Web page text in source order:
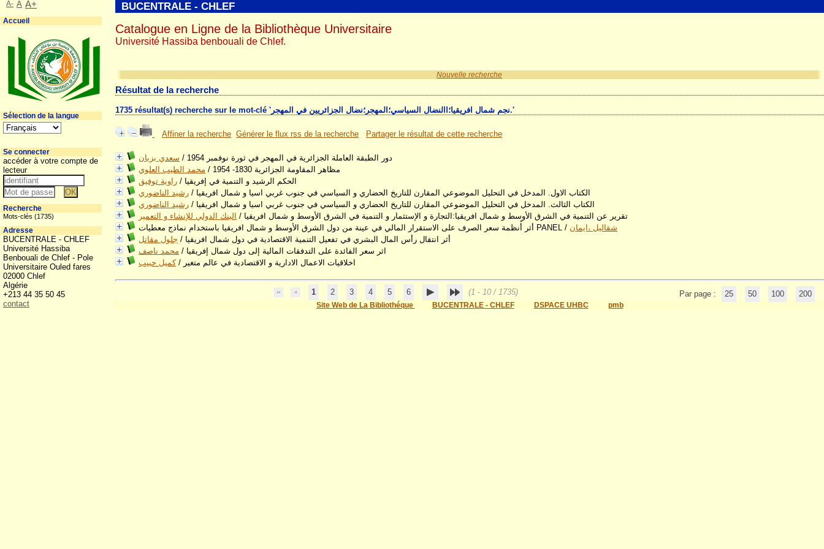
Nouvelle recherche
Résultat de la recherche
1735 résultat(s) recherche sur le mot-clé 'نجم شمال افريقيا؛االنضال السياسي؛المهجر؛نضال الجزائريين في المهجر.'
Affiner la recherche Générer le flux rss de la recherche Partager le résultat de cette recherche
دور الطبقة العاملة الجزائرية في المهجر في ثورة نوفمبر 1954 / سعدي بزيان
مظاهر المقاومة الجزائرية 1830- 1954
/ محمد الطيب العلوي
الحكم الرشيد و التنمية في إفريقيا / راوية توفيق
الكتاب الاول. المدخل في التحليل الموضوعي المقارن للتاريخ الحضاري و السياسي في جنوب غربي اسيا و شمال افريقيا / رشيد الناضوري
الكتاب الثالث. المدخل في التحليل الموضوعي المقارن للتاريخ الحضاري و السياسي في جنوب غربي اسيا و شمال افريقيا / رشيد الناضوري
تقرير عن التنمية في الشرق الأوسط و شمال افريقيا:التجارة و الإستثمار و التنمية في الشرق الأوسط و شمال افريقيا / البنك الدولي للإنشاء و التعمير
أثر أًنظمة سعر الصرف على الاستقرار المالي في عينة من دول الشرق الأوسط و شمال افريقيا باستخدام نماذج معطيات PANEL / شقاليل ،ايمان
أثر انتقال رأس المال البشري في تفعيل التنمية الاقتصادية في دول شمال افريقيا / جلول مقاتل
اثر سعر الفائدة على التدفقات المالية إلى دول شمال إفريقيا / محمد ناصف
اخلاقيات الاعمال الادارية و الاقتصادية في عالم متغير /كميل حبيب
1 2 3 4 5 6 (1 - 10 / 1735) Par page : 25 50 100 200
Site Web de La Bibliothéque BUCENTRALE - CHLEF DSPACE UHBC pmb
BUCENTRALE - CHLEF
Catalogue en Ligne de la Bibliothèque Universitaire
Université Hassiba benbouali de Chlef.
A- A A+
Accueil
Sélection de la langue
Se connecter
accéder à votre compte de
lecteur
Recherche
Mots-clés (1735)
Adresse
BUCENTRALE - CHLEF
Université Hassiba
Benbouali de Chlef - Pole
Universitaire Ouled fares
02000 Chlef
Algérie
+213 44 35 50 45
contact